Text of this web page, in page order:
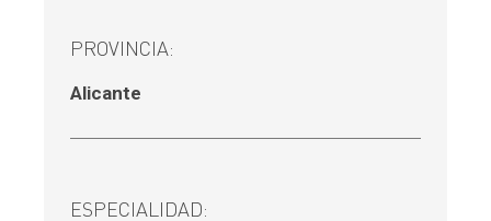
PROVINCIA:
Alicante
ESPECIALIDAD: